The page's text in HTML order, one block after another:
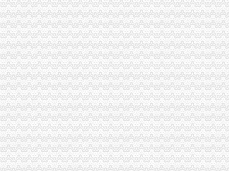
济南邮局海关报关清关代理高清图片-济南东远国际货运代理有限公
重庆报关公司
【重庆进出口贸易公司报关重庆进出口贸易公司报关】价格_厂家_图
【重庆机场进口报关,重庆清关报关公司】价格_厂家_图片-Hc360慧
重庆进出口公司
重庆涪陵进出口公司义乌办事处
重庆商社进出口贸易有限公司
出口许可证
出口许可证_已解决-阿里巴巴生意经
2013年出口许可证管理货物目录公布-搜狐滚动
注册出口贸易公司
[01-30]外资如何注册进出口贸易有限公司_上班一族_厦门小鱼社区_厦
北京进出口贸易公司注册【今日推荐网-北京商业服务其它】
如何注册外贸公司
上海注册外贸公司,求公司名称-起名取名-猪八戒网
注册外贸公司,银行开户QQ-家在深圳